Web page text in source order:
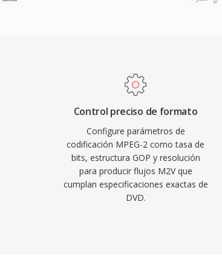
final. Los flujos
80 Mbps en
intra-codificados y
efectivo entre
aleatorio. Dado
de
archivo de audio
El software de autoría
junto con archivos de
Control preciso de formato
Configure parámetros de
codificación MPEG-2 como tasa de
bits, estructura GOP y resolución
para producir flujos M2V que
cumplan especificaciones exactas de
DVD.